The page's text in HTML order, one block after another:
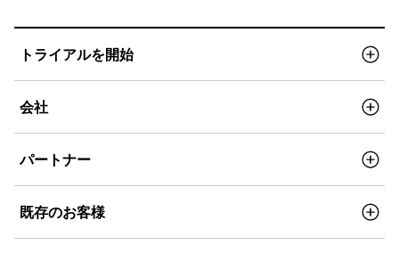
トライアルを開始
会社
パートナー
既存のお客様